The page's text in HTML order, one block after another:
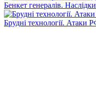
Бенкет генералів.
Брудні технології. Атаки